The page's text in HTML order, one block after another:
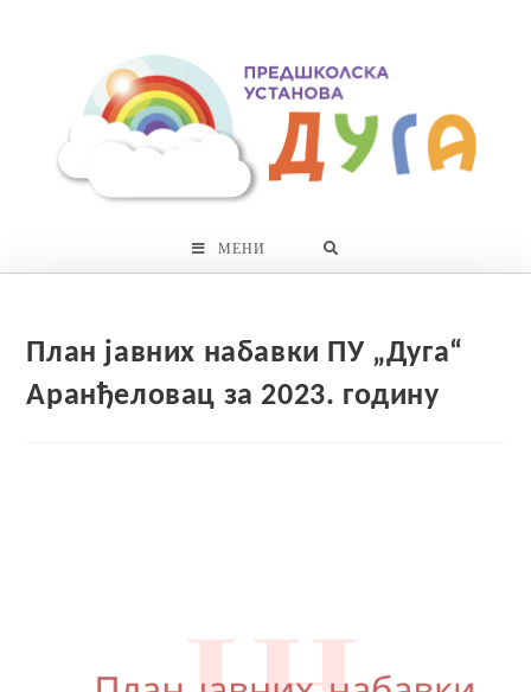
МЕНИ
План јавних набавки ПУ „Дуга“
Аранђеловац за 2023. годину